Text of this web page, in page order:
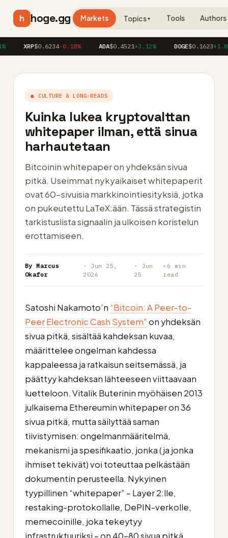
h hoge.gg Markets Topics▼ Tools Authors
XRP $0.6234-0.18% ADA $0.4521+3.12% DOGE $0.1623+1.86%
● CULTURE & LONG-READS
Kuinka lukea kryptovalttan
whitepaper ilman, että sinua
harhautetaan
Bitcoinin whitepaper on yhdeksän sivua
pitkä. Useimmat nykyaikaiset whitepaperit
ovat 60-sivuisia markkinointiesityksiä, jotka
on pukeutettu LaTeX:ään. Tässä strategistin
tarkistuslista signaalin ja ulkoisen koristelun
erottamiseen.
By Marcus
Okafor
· Jun 25,
2026
· Jun
25
~6 min
read
Satoshi Nakamoto’n “Bitcoin: A Peer-to-
Peer Electronic Cash System” on yhdeksän
sivua pitkä, sisältää kahdeksan kuvaa,
määrittelee ongelman kahdessa
kappaleessa ja ratkaisun seitsemässä, ja
päättyy kahdeksan lähteeseen viittaavaan
luetteloon. Vitalik Buterinin myöhäisen 2013
julkaisema Ethereumin whitepaper on 36
sivua pitkä, mutta säilyttää saman
tiivistymisen: ongelmanmääritelmä,
mekanismi ja spesifikaatio, jonka (ja jonka
ihmiset tekivät) voi toteuttaa pelkästään
dokumentin perusteella. Nykyinen
tyypillinen “whitepaper” – Layer 2:lle,
restaking-protokollalle, DePIN-verkolle,
memecoinille, joka tekeytyy
infrastruktuuriksi – on 40–80 sivua pitkä,